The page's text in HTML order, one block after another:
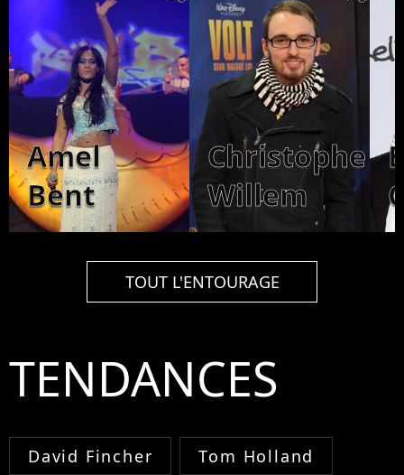
Amel
Bent
Christophe
Willem
TOUT L'ENTOURAGE
TENDANCES
David Fincher Tom Holland